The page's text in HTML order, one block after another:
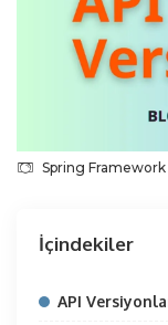
Spring
İçindekiler
API